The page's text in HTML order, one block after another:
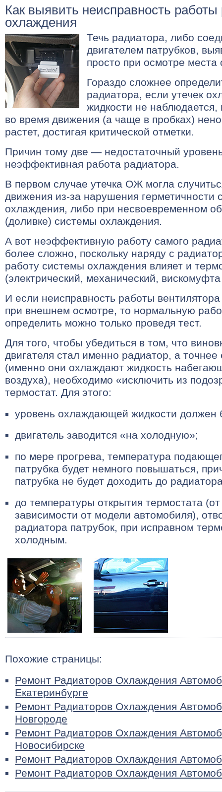
Как выявить неисправность работы
охлаждения
Течь радиатора, либо
двигателем патрубков,
просто при осмотре места
Гораздо сложнее
радиатора, если утечек
жидкости не
во время движения (а чаще в пробках)
растет, достигая критической отметки.
Причин тому две — недостаточный
неэффективная работа радиатора.
В первом случае утечка ОЖ могла
движения из-за нарушения герметичности
охлаждения, либо при несвоевременном
(доливке) системы охлаждения.
А вот неэффективную работу самого
более сложно, поскольку наряду с
работу системы охлаждения влияет и
(электрический, механический,
И если неисправность работы вентилятора
при внешнем осмотре, то нормальную
определить можно только проведя тест.
Для того, чтобы убедиться в том, что
двигателя стал именно радиатор, а точнее
(именно они охлаждают жидкость
воздуха), необходимо «исключить из
термостат. Для этого:
уровень охлаждающей жидкости должен
двигатель заводится «на холодную»;
по мере прогрева, температура
патрубка будет немного повышаться,
патрубка не будет доходить до
до температуры открытия термостата
зависимости от модели автомобиля),
радиатора патрубок, при исправном
холодным.
Похожие страницы:
Ремонт Радиаторов Охлаждения
Екатеринбурге
Ремонт Радиаторов Охлаждения
Новгороде
Ремонт Радиаторов Охлаждения
Новосибирске
Ремонт Радиаторов Охлаждения
Ремонт Радиаторов Охлаждения